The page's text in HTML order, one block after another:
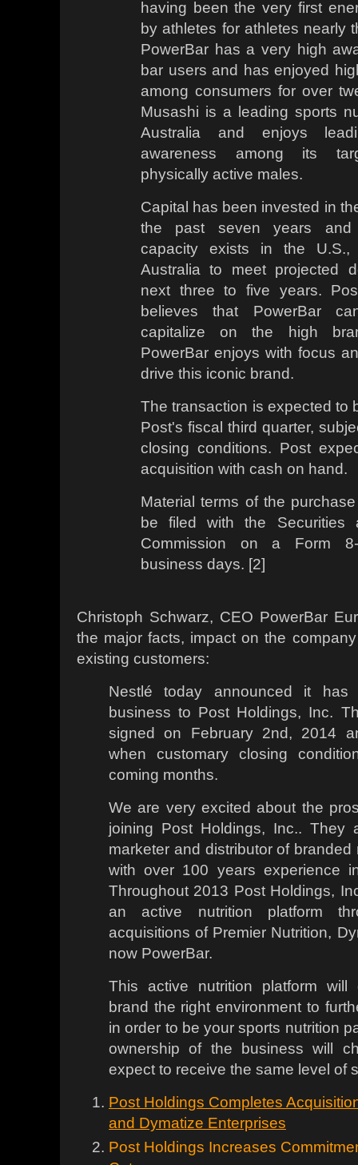
having been the very first
by athletes for athletes nearly
PowerBar has a very high
bar users and has enjoyed
among consumers for over
Musashi is a leading sports
Australia and enjoys
awareness among its
physically active males.
Capital has been invested in
the past seven years and
capacity exists in the U.S.,
Australia to meet projected
next three to five years.
believes that PowerBar
capitalize on the high
PowerBar enjoys with focus
drive this iconic brand.
The transaction is expected to
Post's fiscal third quarter,
closing conditions. Post
acquisition with cash on hand.
Material terms of the
be filed with the Securities
Commission on a Form
business days. [2]
Christoph Schwarz, CEO PowerBar
the major facts, impact on the
existing customers:
Nestlé today announced it has
business to Post Holdings, Inc.
signed on February 2nd, 2014
when customary closing
coming months.
We are very excited about the
joining Post Holdings, Inc.. They
marketer and distributor of branded
with over 100 years experience
Throughout 2013 Post Holdings,
an active nutrition platform
acquisitions of Premier Nutrition,
now PowerBar.
This active nutrition platform will
brand the right environment to
in order to be your sports nutrition
ownership of the business will
expect to receive the same level of
Post Holdings Completes
and Dymatize Enterprises
Post Holdings Increases